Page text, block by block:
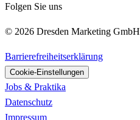
Folgen Sie uns
© 2026 Dresden Marketing GmbH
Barrierefreiheitserklärung
Cookie-Einstellungen
Jobs & Praktika
Datenschutz
Impressum